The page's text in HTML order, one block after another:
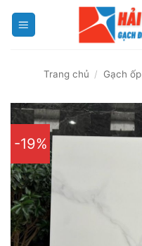
Trang chủ / Gạch
-19%